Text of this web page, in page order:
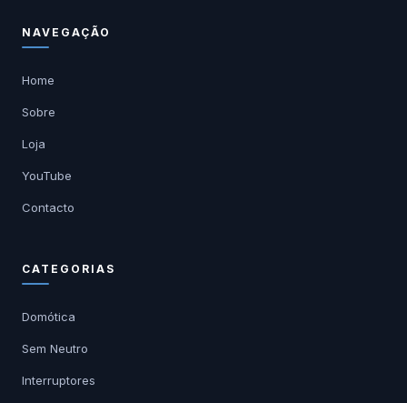
NAVEGAÇÃO
Home
Sobre
Loja
YouTube
Contacto
CATEGORIAS
Domótica
Sem Neutro
Interruptores